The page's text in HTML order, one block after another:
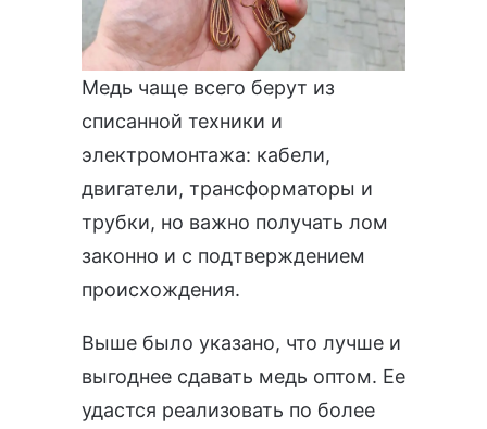
Медь чаще всего берут из
списанной техники и
электромонтажа: кабели,
двигатели, трансформаторы и
трубки, но важно получать лом
законно и с подтверждением
происхождения.
Выше было указано, что лучше и
выгоднее сдавать медь оптом. Ее
удастся реализовать по более